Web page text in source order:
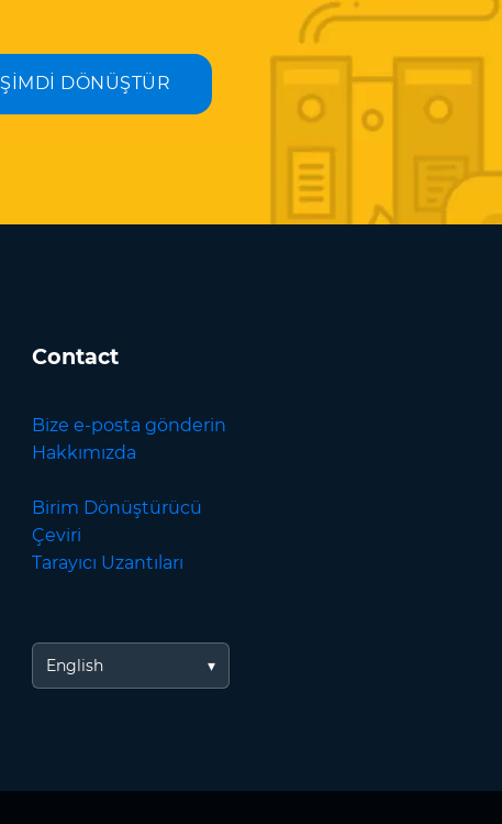
ŞİMDİ DÖNÜŞTÜR
Contact
Bize e-posta gönderin
Hakkımızda
Birim Dönüştürücü
Çeviri
Tarayıcı Uzantıları
English